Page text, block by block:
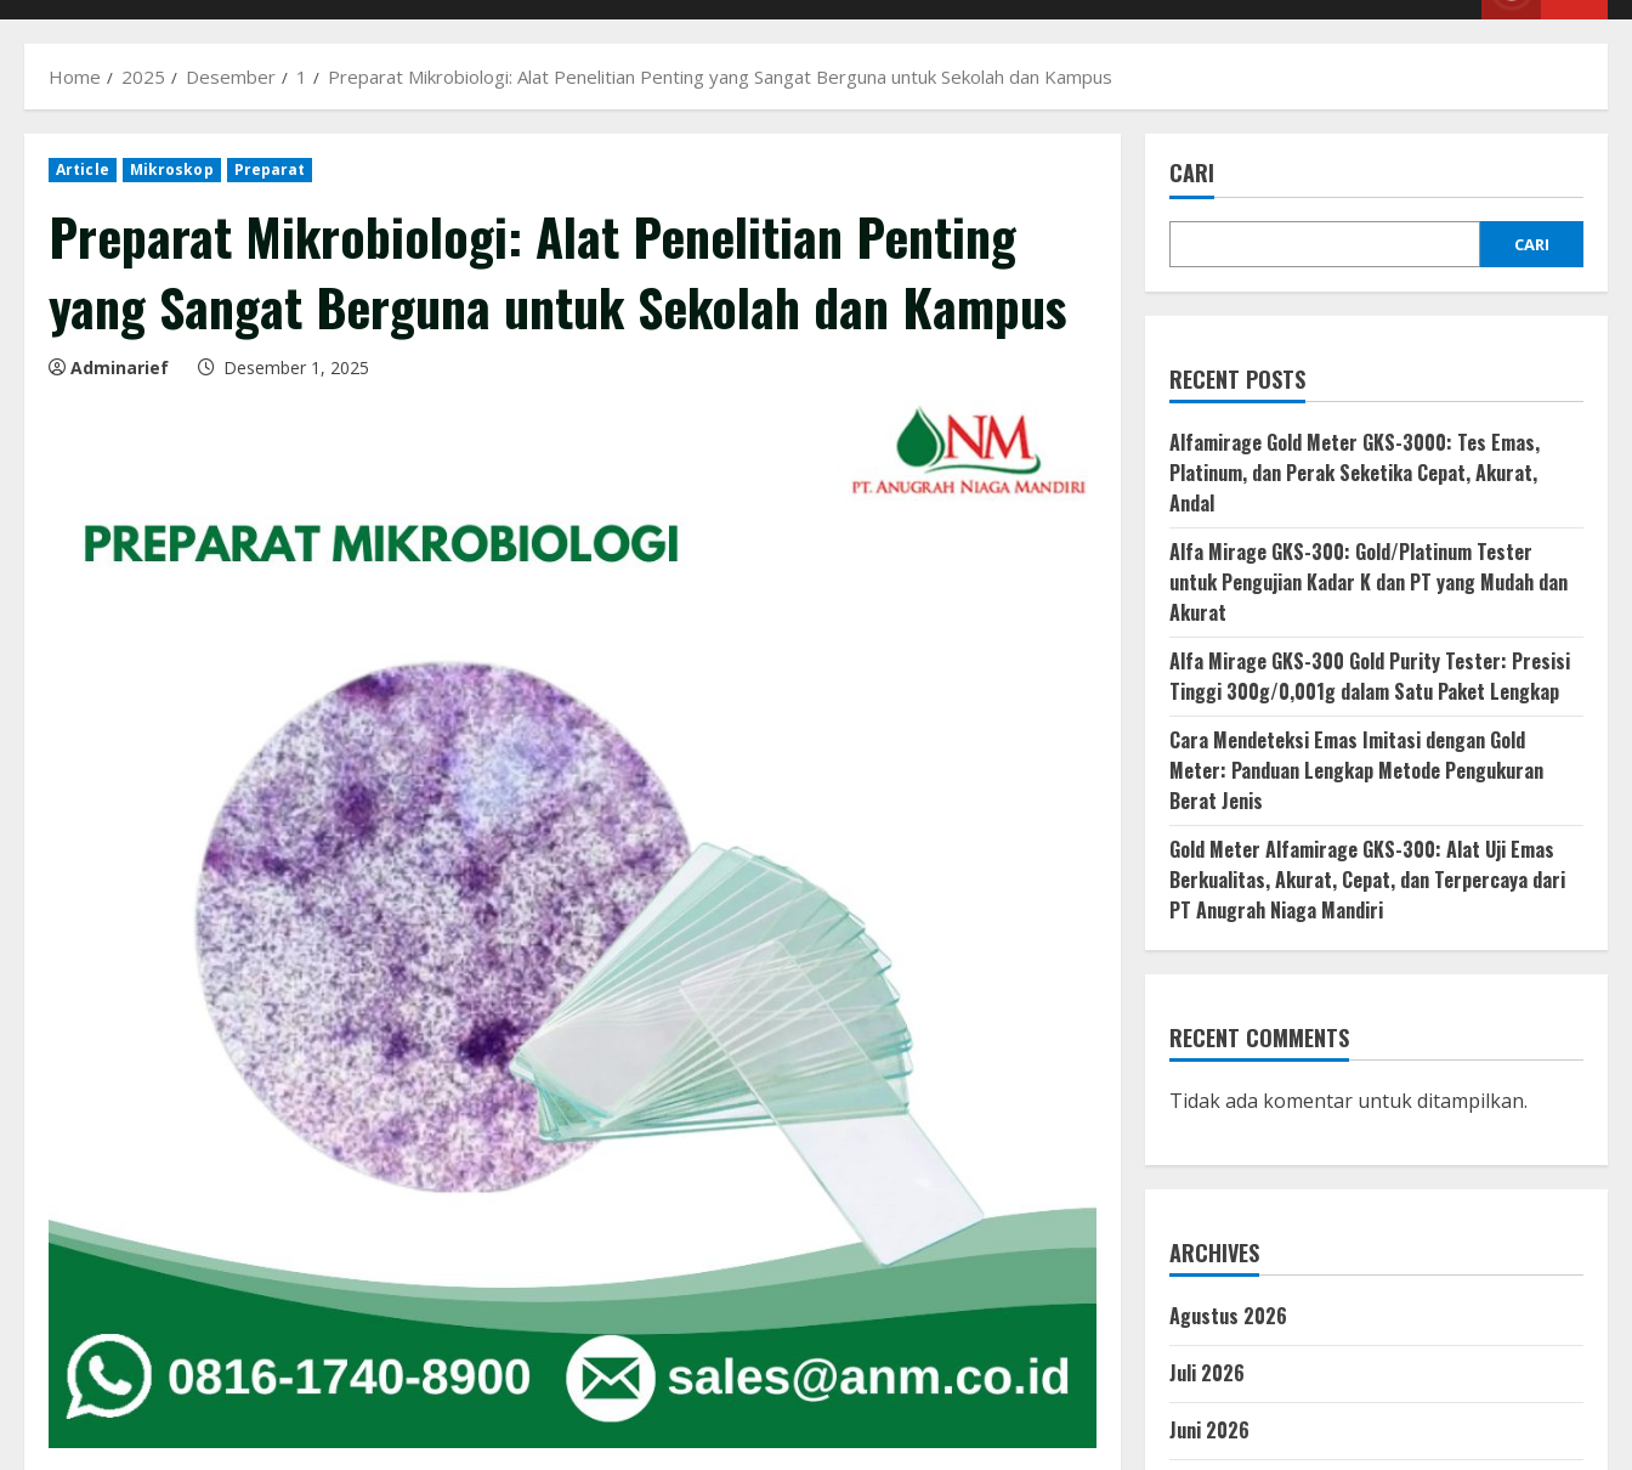
Home 2025 Desember 1 Preparat Mikrobiologi: Alat Penelitian Penting yang Sangat Berguna untuk Sekolah dan Kampus
Article Mikroskop Preparat
Preparat Mikrobiologi: Alat Penelitian Penting
yang Sangat Berguna untuk Sekolah dan Kampus
Adminarief Desember 1, 2025
CARI
CARI
RECENT POSTS
Alfamirage Gold Meter GKS-3000: Tes Emas,
Platinum, dan Perak Seketika Cepat, Akurat,
Andal
Alfa Mirage GKS-300: Gold/Platinum Tester
untuk Pengujian Kadar K dan PT yang Mudah dan
Akurat
Alfa Mirage GKS-300 Gold Purity Tester: Presisi
Tinggi 300g/0,001g dalam Satu Paket Lengkap
Cara Mendeteksi Emas Imitasi dengan Gold
Meter: Panduan Lengkap Metode Pengukuran
Berat Jenis
Gold Meter Alfamirage GKS-300: Alat Uji Emas
Berkualitas, Akurat, Cepat, dan Terpercaya dari
PT Anugrah Niaga Mandiri
RECENT COMMENTS
Tidak ada komentar untuk ditampilkan.
ARCHIVES
Agustus 2026
Juli 2026
Juni 2026